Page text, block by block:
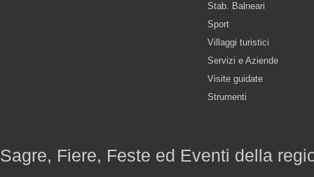
Stab. Balneari
Sport
Villaggi turistici
Servizi e Aziende
Visite guidate
Strumenti
Sagre, Fiere, Feste ed Eventi della